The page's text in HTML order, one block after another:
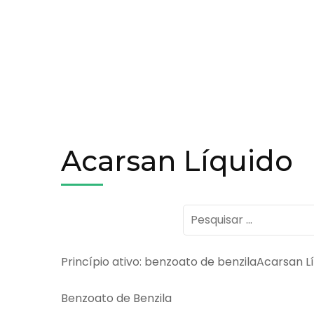
Acarsan Líquido
Pesquisar
por:
Princípio ativo: benzoato de benzilaAcarsan
Benzoato de Benzila